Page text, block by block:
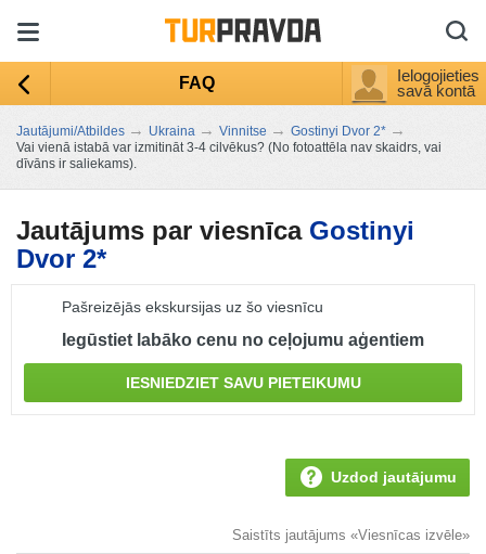
FAQ
Ielogojieties
savā kontā
Jautājumi/Atbildes → Ukraina → Vinnitse → Gostinyi Dvor 2* →
Vai vienā istabā var izmitināt 3-4 cilvēkus? (No fotoattēla nav skaidrs, vai
dīvāns ir saliekams).
Jautājums par viesnīca Gostinyi
Dvor 2*
Pašreizējās ekskursijas uz šo viesnīcu
Iegūstiet labāko cenu no ceļojumu aģentiem
IESNIEDZIET SAVU PIETEIKUMU
Uzdod jautājumu
Saistīts jautājums «Viesnīcas izvēle»